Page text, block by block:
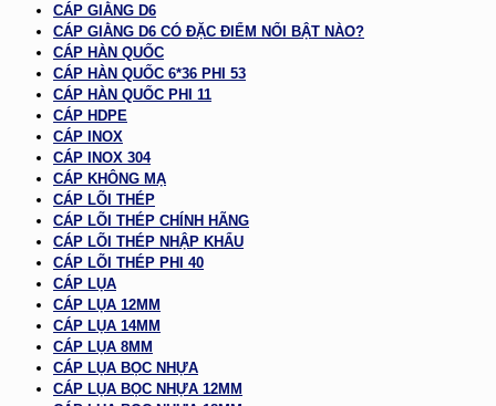
CÁP GIẰNG D6
CÁP GIẰNG D6 CÓ ĐẶC ĐIỂM NỔI BẬT NÀO?
CÁP HÀN QUỐC
CÁP HÀN QUỐC 6*36 PHI 53
CÁP HÀN QUỐC PHI 11
CÁP HDPE
CÁP INOX
CÁP INOX 304
CÁP KHÔNG MẠ
CÁP LÕI THÉP
CÁP LÕI THÉP CHÍNH HÃNG
CÁP LÕI THÉP NHẬP KHẨU
CÁP LÕI THÉP PHI 40
CÁP LỤA
CÁP LỤA 12MM
CÁP LỤA 14MM
CÁP LỤA 8MM
CÁP LỤA BỌC NHỰA
CÁP LỤA BỌC NHỰA 12MM